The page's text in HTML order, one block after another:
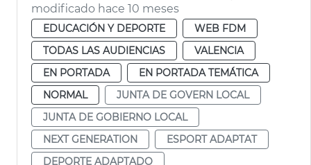
modificado hace 10 meses
EDUCACIÓN Y DEPORTE
WEB FDM
TODAS LAS AUDIENCIAS
VALENCIA
EN PORTADA
EN PORTADA TEMÁTICA
NORMAL
JUNTA DE GOVERN LOCAL
JUNTA DE GOBIERNO LOCAL
NEXT GENERATION
ESPORT ADAPTAT
DEPORTE ADAPTADO